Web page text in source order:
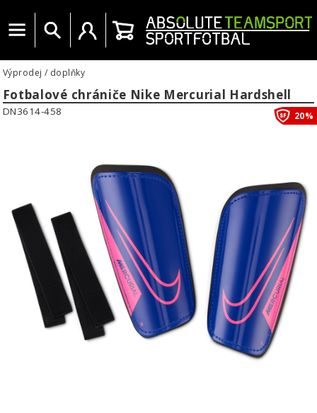
Menu Vyhledat Uživatelský účet
Košík
Výprodej / doplňky
Fotbalové chrániče Nike Mercurial Hardshell
DN3614-458 20%